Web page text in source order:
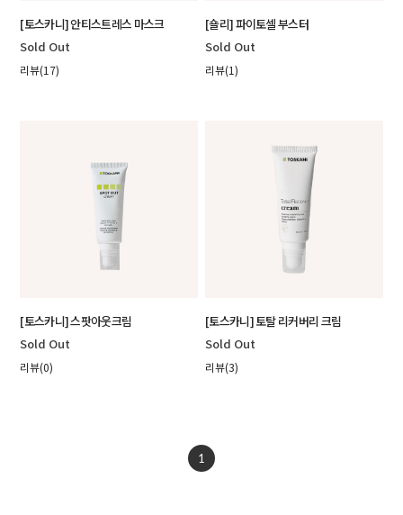
[토스카니] 안티스트레스 마스크
Sold Out
리뷰(17)
[숄리] 파이토셀 부스터
Sold Out
리뷰(1)
[토스카니] 스팟아웃크림
Sold Out
리뷰(0)
[토스카니] 토탈 리커버리 크림
Sold Out
리뷰(3)
1